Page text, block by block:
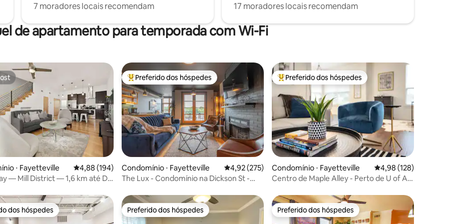
7 moradores locais recomendam
17 moradores locais recomendam
de apartamento para temporada com Wi-Fi
de 5, 129 avaliações
⋅ Fayetteville 4,88 de uma avaliação média de 5, 194 avaliações
4,88 (194)
— Mill District — 1,6 km até DT
Entre os melhores preferidos dos hóspedes
Preferido dos hóspedes
Condomínio ⋅ Fayetteville 4,92 de uma avaliação média de 5, 275 avaliações
4,92 (275)
The Lux - Condomínio na Dickson St -
Entre os melhores preferidos dos hóspedes
Preferido dos hóspedes
Condomínio ⋅ Fayetteville 4,98 de uma avaliação
4,98 (128)
Centro de Maple Alley - Perto de U of A +
dos hóspedes
dos hóspedes Preferido dos hóspedes
Preferido dos hóspedes Preferido dos hóspedes
Preferido dos hóspedes